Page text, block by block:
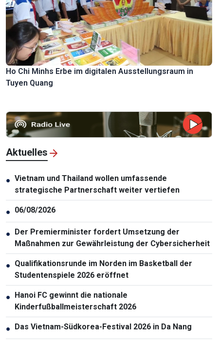
Ho Chi Minhs Erbe im digitalen Ausstellungsraum in
Tuyen Quang
Aktuelles
● Vietnam und Thailand wollen umfassende
strategische Partnerschaft weiter vertiefen
● 06/08/2026
● Der Premierminister fordert Umsetzung der
Maßnahmen zur Gewährleistung der Cybersicherheit
● Qualifikationsrunde im Norden im Basketball der
Studentenspiele 2026 eröffnet
● Hanoi FC gewinnt die nationale
Kinderfußballmeisterschaft 2026
● Das Vietnam-Südkorea-Festival 2026 in Da Nang